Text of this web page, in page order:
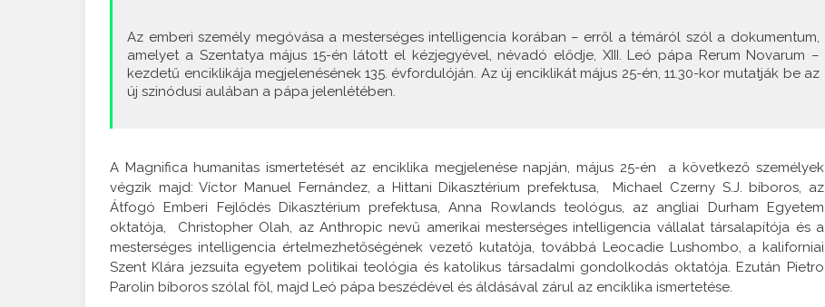
Az emberi személy megóvása a mesterséges intelligencia korában – erről a témáról szól a dokumentum,
amelyet a Szentatya május 15-én látott el kézjegyével, névadó elődje, XIII. Leó pápa Rerum Novarum –
kezdetű enciklikája megjelenésének 135. évfordulóján. Az új enciklikát május 25-én, 11.30-kor mutatják be az
új szinódusi aulában a pápa jelenlétében.
A Magnifica humanitas ismertetését az enciklika megjelenése napján, május 25-én a következő személyek
végzik majd: Víctor Manuel Fernández, a Hittani Dikasztérium prefektusa, Michael Czerny S.J. bíboros, az
Átfogó Emberi Fejlődés Dikasztérium prefektusa, Anna Rowlands teológus, az angliai Durham Egyetem
oktatója, Christopher Olah, az Anthropic nevű amerikai mesterséges intelligencia vállalat társalapítója és a
mesterséges intelligencia értelmezhetőségének vezető kutatója, továbbá Leocadie Lushombo, a kaliforniai
Szent Klára jezsuita egyetem politikai teológia és katolikus társadalmi gondolkodás oktatója. Ezután Pietro
Parolin bíboros szólal föl, majd Leó pápa beszédével és áldásával zárul az enciklika ismertetése.